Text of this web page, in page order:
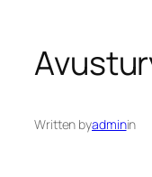
Written byadminin